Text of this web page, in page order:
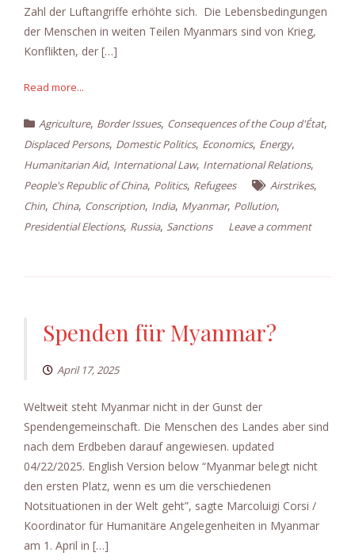
Zahl der Luftangriffe erhöhte sich. Die Lebensbedingungen
der Menschen in weiten Teilen Myanmars sind von Krieg,
Konflikten, der […]
Read more...
Agriculture, Border Issues, Consequences of the Coup d'État,
Displaced Persons, Domestic Politics, Economics, Energy,
Humanitarian Aid, International Law, International Relations,
People's Republic of China, Politics, Refugees Airstrikes,
Chin, China, Conscription, India, Myanmar, Pollution,
Presidential Elections, Russia, Sanctions Leave a comment
Spenden für Myanmar?
April 17, 2025
Weltweit steht Myanmar nicht in der Gunst der
Spendengemeinschaft. Die Menschen des Landes aber sind
nach dem Erdbeben darauf angewiesen. updated
04/22/2025. English Version below “Myanmar belegt nicht
den ersten Platz, wenn es um die verschiedenen
Notsituationen in der Welt geht”, sagte Marcoluigi Corsi /
Koordinator für Humanitäre Angelegenheiten in Myanmar
am 1. April in […]